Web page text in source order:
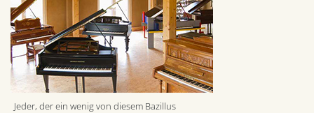
Jeder, der ein wenig von diesem Bazillus